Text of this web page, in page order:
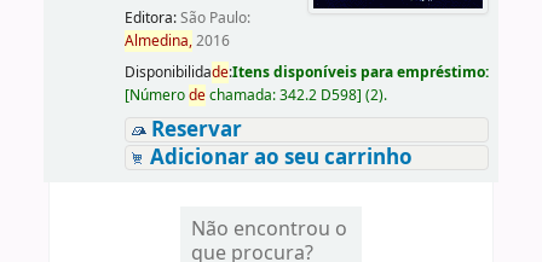
Editora:São Paulo:
Almedina,2016
Disponibilidade:Itens disponíveis para empréstimo:
[Númerodechamada:342.2 D598] (2).
Reservar
Adicionar ao seu carrinho
Não encontrou o
que procura?